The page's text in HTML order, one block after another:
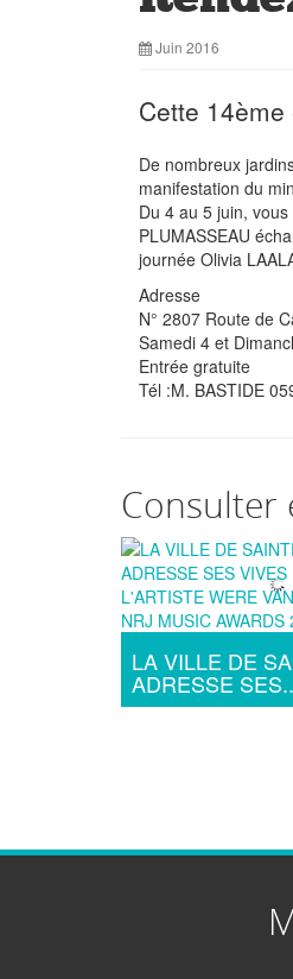
Juin 2016
Cette
De nombreux
manifestation du
Du 4 au 5 juin,
PLUMASSEAU
journée Olivia
Adresse
N° 2807 Route de
Samedi 4 et
Entrée gratuite
Tél :M. BASTIDE
Consulter
LA VILLE DE
ADRESSE